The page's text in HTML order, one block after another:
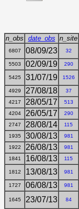
n_obs date_obs n_site
6807 08/09/23 32
5503 02/09/19 290
5425 31/07/19 1526
4929 27/08/18 37
4217 28/05/17 513
4204 26/05/17 290
2747 28/08/14 115
1935 30/08/13 981
1922 26/08/13 981
1841 16/08/13 115
1812 13/08/13 981
1727 06/08/13 981
1645 23/07/13 84